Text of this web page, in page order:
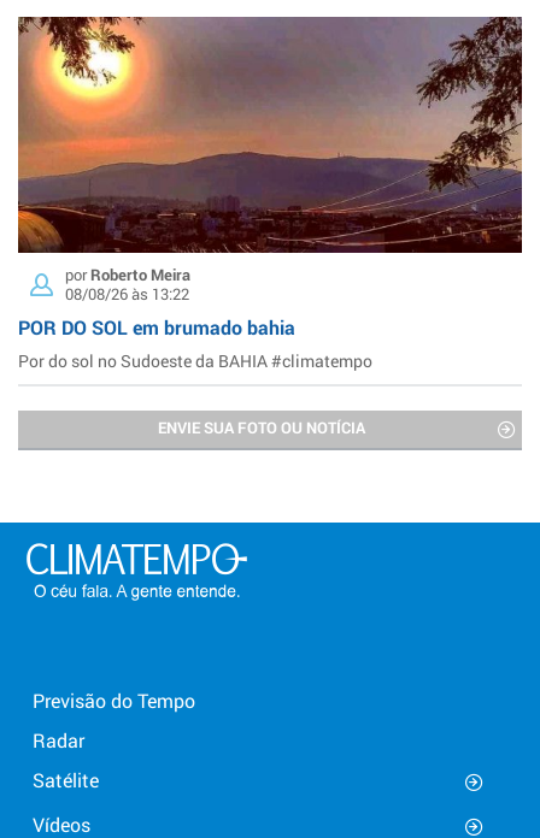
porRoberto Meira
08/08/26 às 13:22
POR DO SOL em brumado bahia
Por do sol no Sudoeste da BAHIA #climatempo
ENVIE SUA FOTO OU NOTÍCIA
Previsão do Tempo
Radar
Satélite
Vídeos